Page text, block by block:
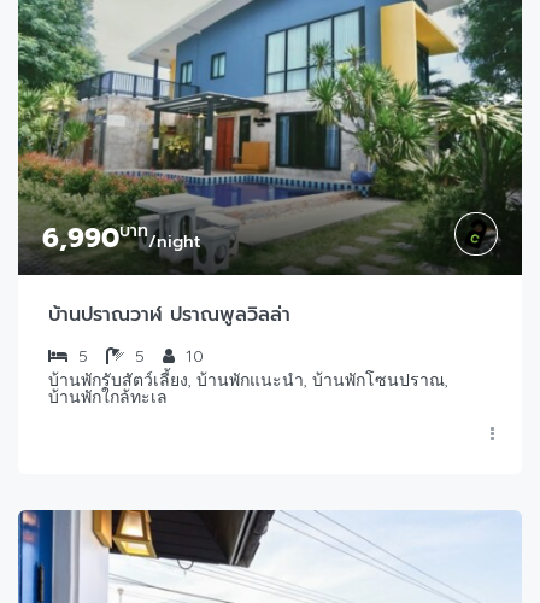
6,990บาท/night
บ้านปราณวาฬ ปราณพูลวิลล่า
5 5
10
บ้านพักรับสัตว์เลี้ยง, บ้านพักแนะนำ, บ้านพักโซนปราณ,
บ้านพักใกล้ทะเล